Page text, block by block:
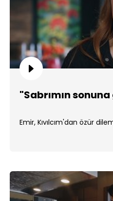
"Sabrımın
Emir, Kıvılcım'dan özür